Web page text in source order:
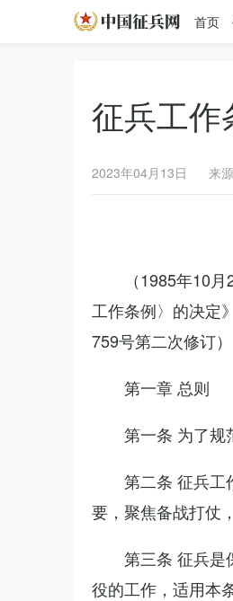
首页
征兵工作
2023年04月13日 来
（1985年10
工作条例〉的决定
759号第二次修订）
第一章 总则
第一条 为了规
第二条 征兵工
要，聚焦备战打仗
第三条 征兵是
役的工作，适用本